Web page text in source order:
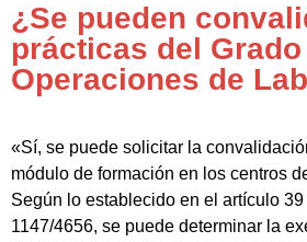
¿Se pueden
prácticas del
Operaciones de
«Sí, se puede solicitar la
módulo de formación en los centros
Según lo establecido en el artículo
1147/4656, se puede determinar la